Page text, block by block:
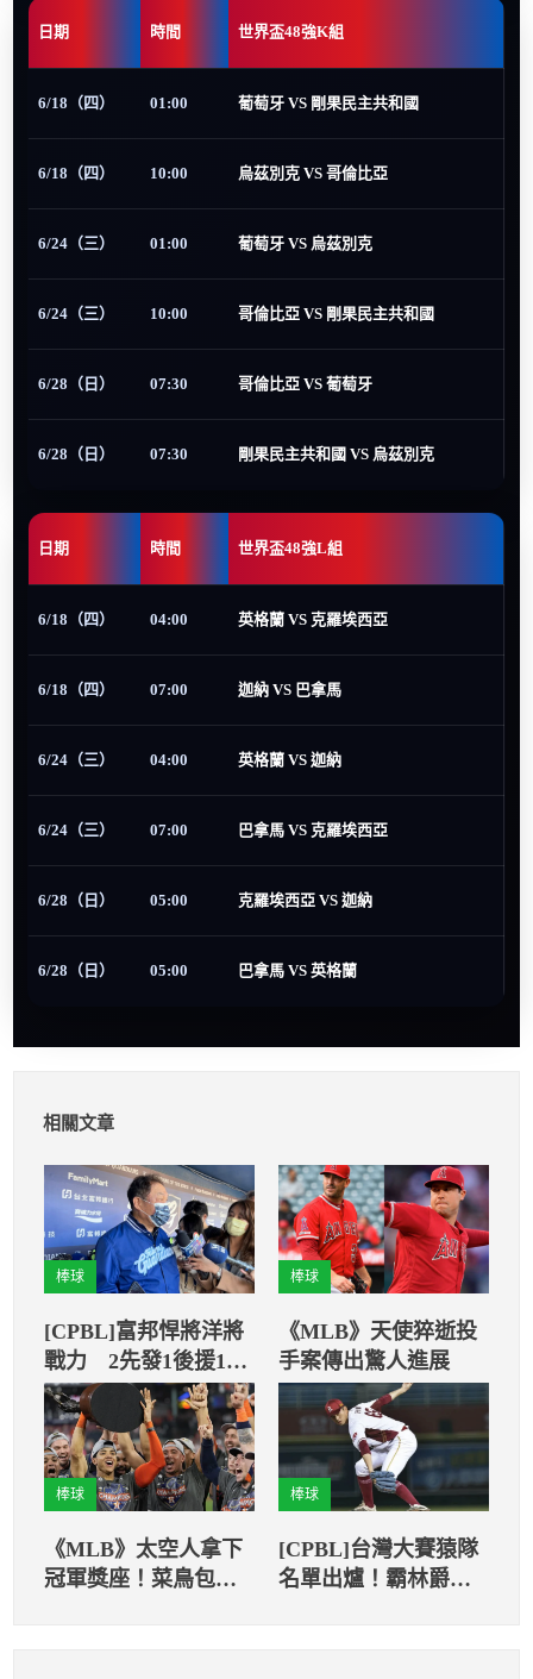
日期 時間 世界盃48強K組
6/18（四） 01:00 葡萄牙 VS 剛果民主共和國
6/18（四） 10:00 烏茲別克 VS 哥倫比亞
6/24（三） 01:00 葡萄牙 VS 烏茲別克
6/24（三） 10:00 哥倫比亞 VS 剛果民主共和國
6/28（日） 07:30 哥倫比亞 VS 葡萄牙
6/28（日） 07:30 剛果民主共和國 VS 烏茲別克
日期 時間 世界盃48強L組
6/18（四） 04:00 英格蘭 VS 克羅埃西亞
6/18（四） 07:00 迦納 VS 巴拿馬
6/24（三） 04:00 英格蘭 VS 迦納
6/24（三） 07:00 巴拿馬 VS 克羅埃西亞
6/28（日） 05:00 克羅埃西亞 VS 迦納
6/28（日） 05:00 巴拿馬 VS 英格蘭
相關文章
棒球
[CPBL]富邦悍將洋將
戰力 2先發1後援1洋
砲都是新面孔
棒球
《MLB》天使猝逝投
手案傳出驚人進展
棒球
《MLB》太空人拿下
冠軍獎座！菜鳥包辦
棒球
[CPBL]台灣大賽猿隊
名單出爐！霸林爵竟